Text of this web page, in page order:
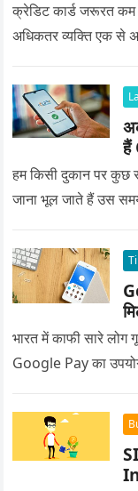
क्रेडिट कार्ड जरूरत
अधिकतर व्यक्ति एक से
हैं
हम किसी दुकान पर कुछ
जाना भूल जाते हैं उस
भारत में काफी सारे
Google Pay का